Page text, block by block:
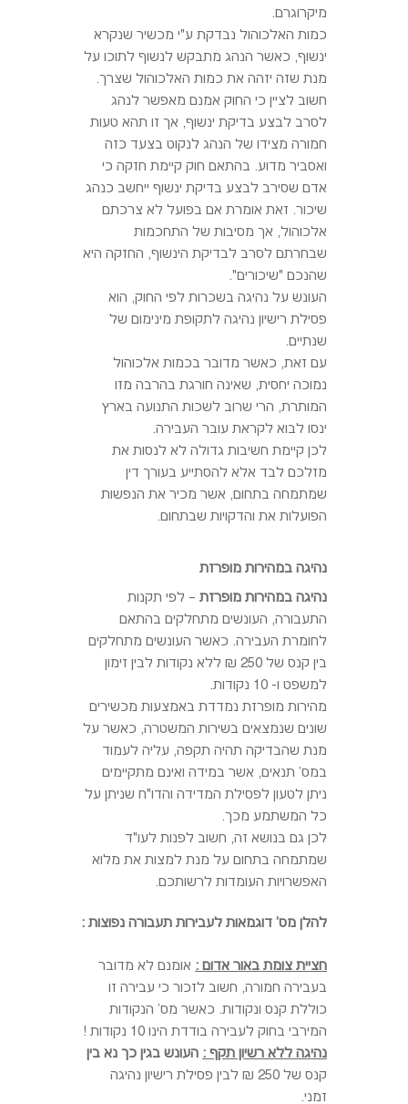
מיקרוגרם.
כמות האלכוהול נבדקת ע"י מכשיר שנקרא
ינשוף, כאשר הנהג מתבקש לנשוף לתוכו על
מנת שזה יזהה את כמות האלכוהול שצרך.
חשוב לציין כי החוק אמנם מאפשר לנהג
לסרב לבצע בדיקת ינשוף, אך זו תהא טעות
חמורה מצידו של הנהג לנקוט בצעד כזה
ואסביר מדוע. בהתאם חוק קיימת חזקה כי
אדם שסירב לבצע בדיקת ינשוף ייחשב כנהג
שיכור. זאת אומרת אם בפועל לא צרכתם
אלכוהול, אך מסיבות של התחכמות
שבחרתם לסרב לבדיקת הינשוף, החזקה היא
שהנכם "שיכורים".
העונש על נהיגה בשכרות לפי החוק, הוא
פסילת רישיון נהיגה לתקופת מינימום של
שנתיים.
עם זאת, כאשר מדובר בכמות אלכוהול
נמוכה יחסית, שאינה חורגת בהרבה מזו
המותרת, הרי שרוב לשכות התנועה בארץ
ינסו לבוא לקראת עובר העבירה.
לכן קיימת חשיבות גדולה לא לנסות את
מזלכם לבד אלא להסתייע בעורך דין
שמתמחה בתחום, אשר מכיר את הנפשות
הפועלות את והדקויות שבתחום.
נהיגה במהירות מופרזת
נהיגה במהירות מופרזת – לפי תקנות
התעבורה, העונשים מתחלקים בהתאם
לחומרת העבירה. כאשר העונשים מתחלקים
בין קנס של 250 ₪ ללא נקודות לבין זימון
למשפט ו- 10 נקודות.
מהירות מופרזת נמדדת באמצעות מכשירים
שונים שנמצאים בשירות המשטרה, כאשר על
מנת שהבדיקה תהיה תקפה, עליה לעמוד
במס' תנאים, אשר במידה ואינם מתקיימים
ניתן לטעון לפסילת המדידה והדו"ח שניתן על
כל המשתמע מכך.
לכן גם בנושא זה, חשוב לפנות לעו"ד
שמתמחה בתחום על מנת למצות את מלוא
האפשרויות העומדות לרשותכם.
להלן מס' דוגמאות לעבירות תעבורה נפוצות :
חציית צומת באור אדום : אומנם לא מדובר
בעבירה חמורה, חשוב לזכור כי עבירה זו
כוללת קנס ונקודות. כאשר מס' הנקודות
המירבי בחוק לעבירה בודדת הינו 10 נקודות !
נהיגה ללא רשיון תקף : העונש בגין כך נא בין
קנס של 250 ₪ לבין פסילת רישיון נהיגה
זמני.